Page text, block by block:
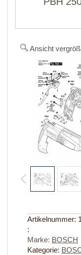
Ansicht
Artikelnummer:
:
Marke: BOSCH
Kategorie: